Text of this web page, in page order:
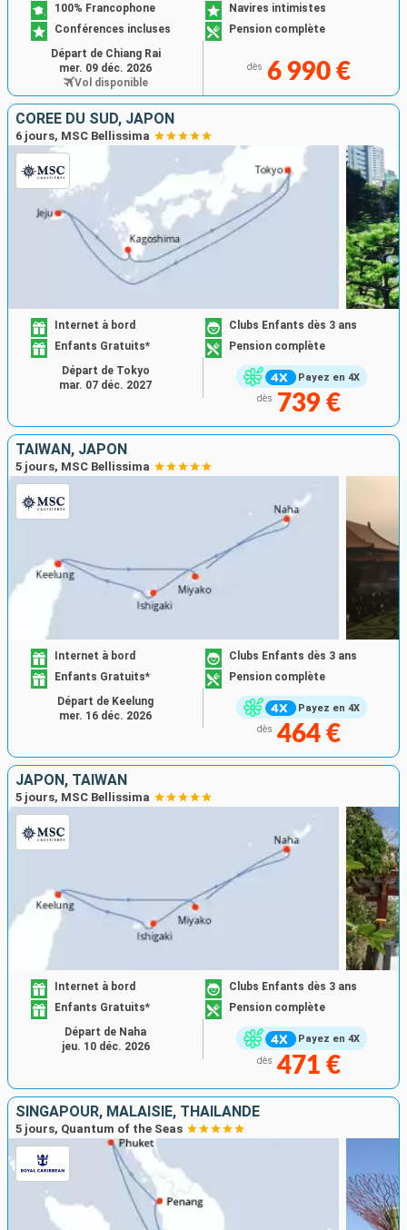
100% Francophone
Navires intimistes
Conférences incluses
Pension complète
dès 6 990 €
Départ de Chiang Rai
mer. 09 déc. 2026
Vol disponible
CORÉE DU SUD, JAPON
6 jours, MSC Bellissima
Payez en 4X
Internet à bord
Clubs Enfants dès 3 ans
Enfants Gratuits*
Pension complète
dès 739 €
Départ de Tokyo
mar. 07 déc. 2027
TAÏWAN, JAPON
5 jours, MSC Bellissima
Payez en 4X
Internet à bord
Clubs Enfants dès 3 ans
Enfants Gratuits*
Pension complète
dès 464 €
Départ de Keelung
mer. 16 déc. 2026
JAPON, TAÏWAN
5 jours, MSC Bellissima
Payez en 4X
Internet à bord
Clubs Enfants dès 3 ans
Enfants Gratuits*
Pension complète
dès 471 €
Départ de Naha
jeu. 10 déc. 2026
SINGAPOUR, MALAISIE, THAÏLANDE
5 jours, Quantum of the Seas